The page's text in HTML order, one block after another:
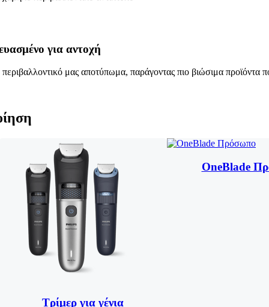
για αντοχή
μας αποτύπωμα, παράγοντας πιο βιώσιμα προϊόντα
Τρίμερ για γένια
OneBlade